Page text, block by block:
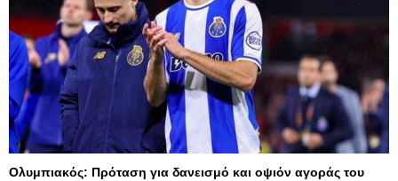
Ολυμπιακός: Πρόταση για δανεισμό και οψιόν αγοράς του